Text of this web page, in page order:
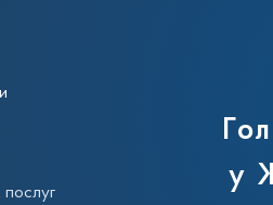
Державної
у